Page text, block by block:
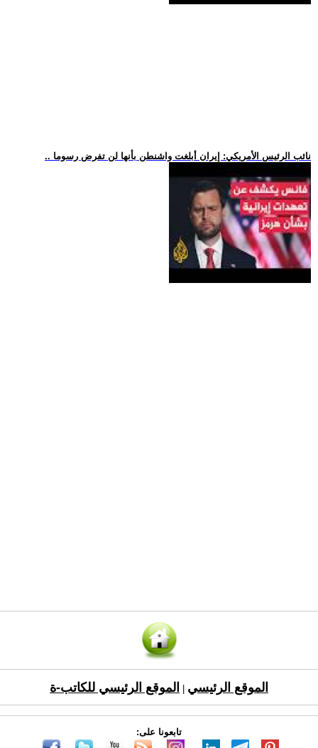
.. نائب الرئيس الأمريكي: إيران أبلغت واشنطن بأنها لن تفرض رسوما
الموقع الرئيسي الموقع الرئيسي للكاتب-ة
تابعونا على: